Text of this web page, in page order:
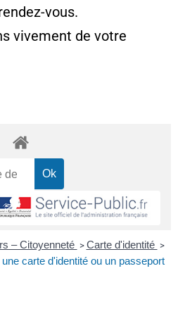
vous.
vivement de votre
– Citoyenneté > Carte d'identité >
carte d'identité ou un passeport